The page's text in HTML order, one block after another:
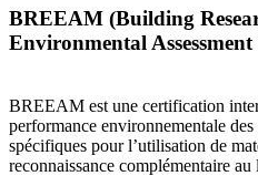
BREEAM (Building
Environmental
BREEAM est une certification
performance environnementale
spécifiques pour l’utilisation de
reconnaissance complémentaire